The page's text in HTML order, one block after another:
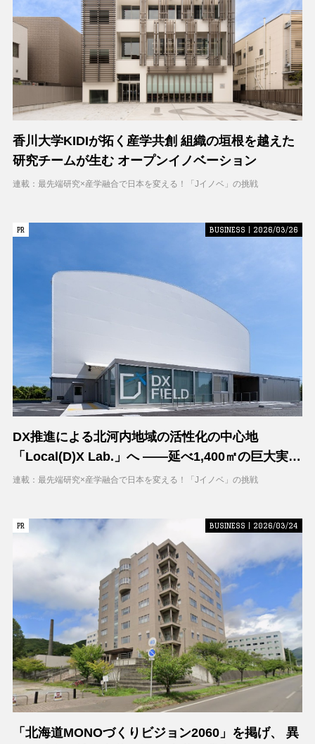
香川大学KIDIが拓く産学共創 組織の垣根を越えた
研究チームが生む オープンイノベーション
連載：最先端研究×産学融合で日本を変える！「Jイノベ」の挑戦
PR
PR BUSINESS | 2026/03/26
DX推進による北河内地域の活性化の中心地
「Local(D)X Lab.」へ ――延べ1,400㎡の巨大実証
空間で地域DXに挑む 大阪工業大学 DXフィールド
連載：最先端研究×産学融合で日本を変える！「Jイノベ」の挑戦
PR
PR BUSINESS | 2026/03/24
「北海道MONOづくりビジョン2060」を掲げ、 異